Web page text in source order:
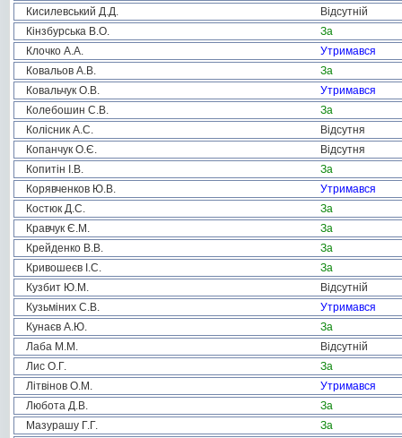
Кисилевський Д.Д.
Відсутній
Кінзбурська В.О.
За
Клочко А.А.
Утримався
Ковальов А.В.
За
Ковальчук О.В.
Утримався
Колебошин С.В.
За
Колісник А.С.
Відсутня
Копанчук О.Є.
Відсутня
Копитін І.В.
За
Корявченков Ю.В.
Утримався
Костюк Д.С.
За
Кравчук Є.М.
За
Крейденко В.В.
За
Кривошеєв І.С.
За
Кузбит Ю.М.
Відсутній
Кузьміних С.В.
Утримався
Кунаєв А.Ю.
За
Лаба М.М.
Відсутній
Лис О.Г.
За
Літвінов О.М.
Утримався
Любота Д.В.
За
Мазурашу Г.Г.
За